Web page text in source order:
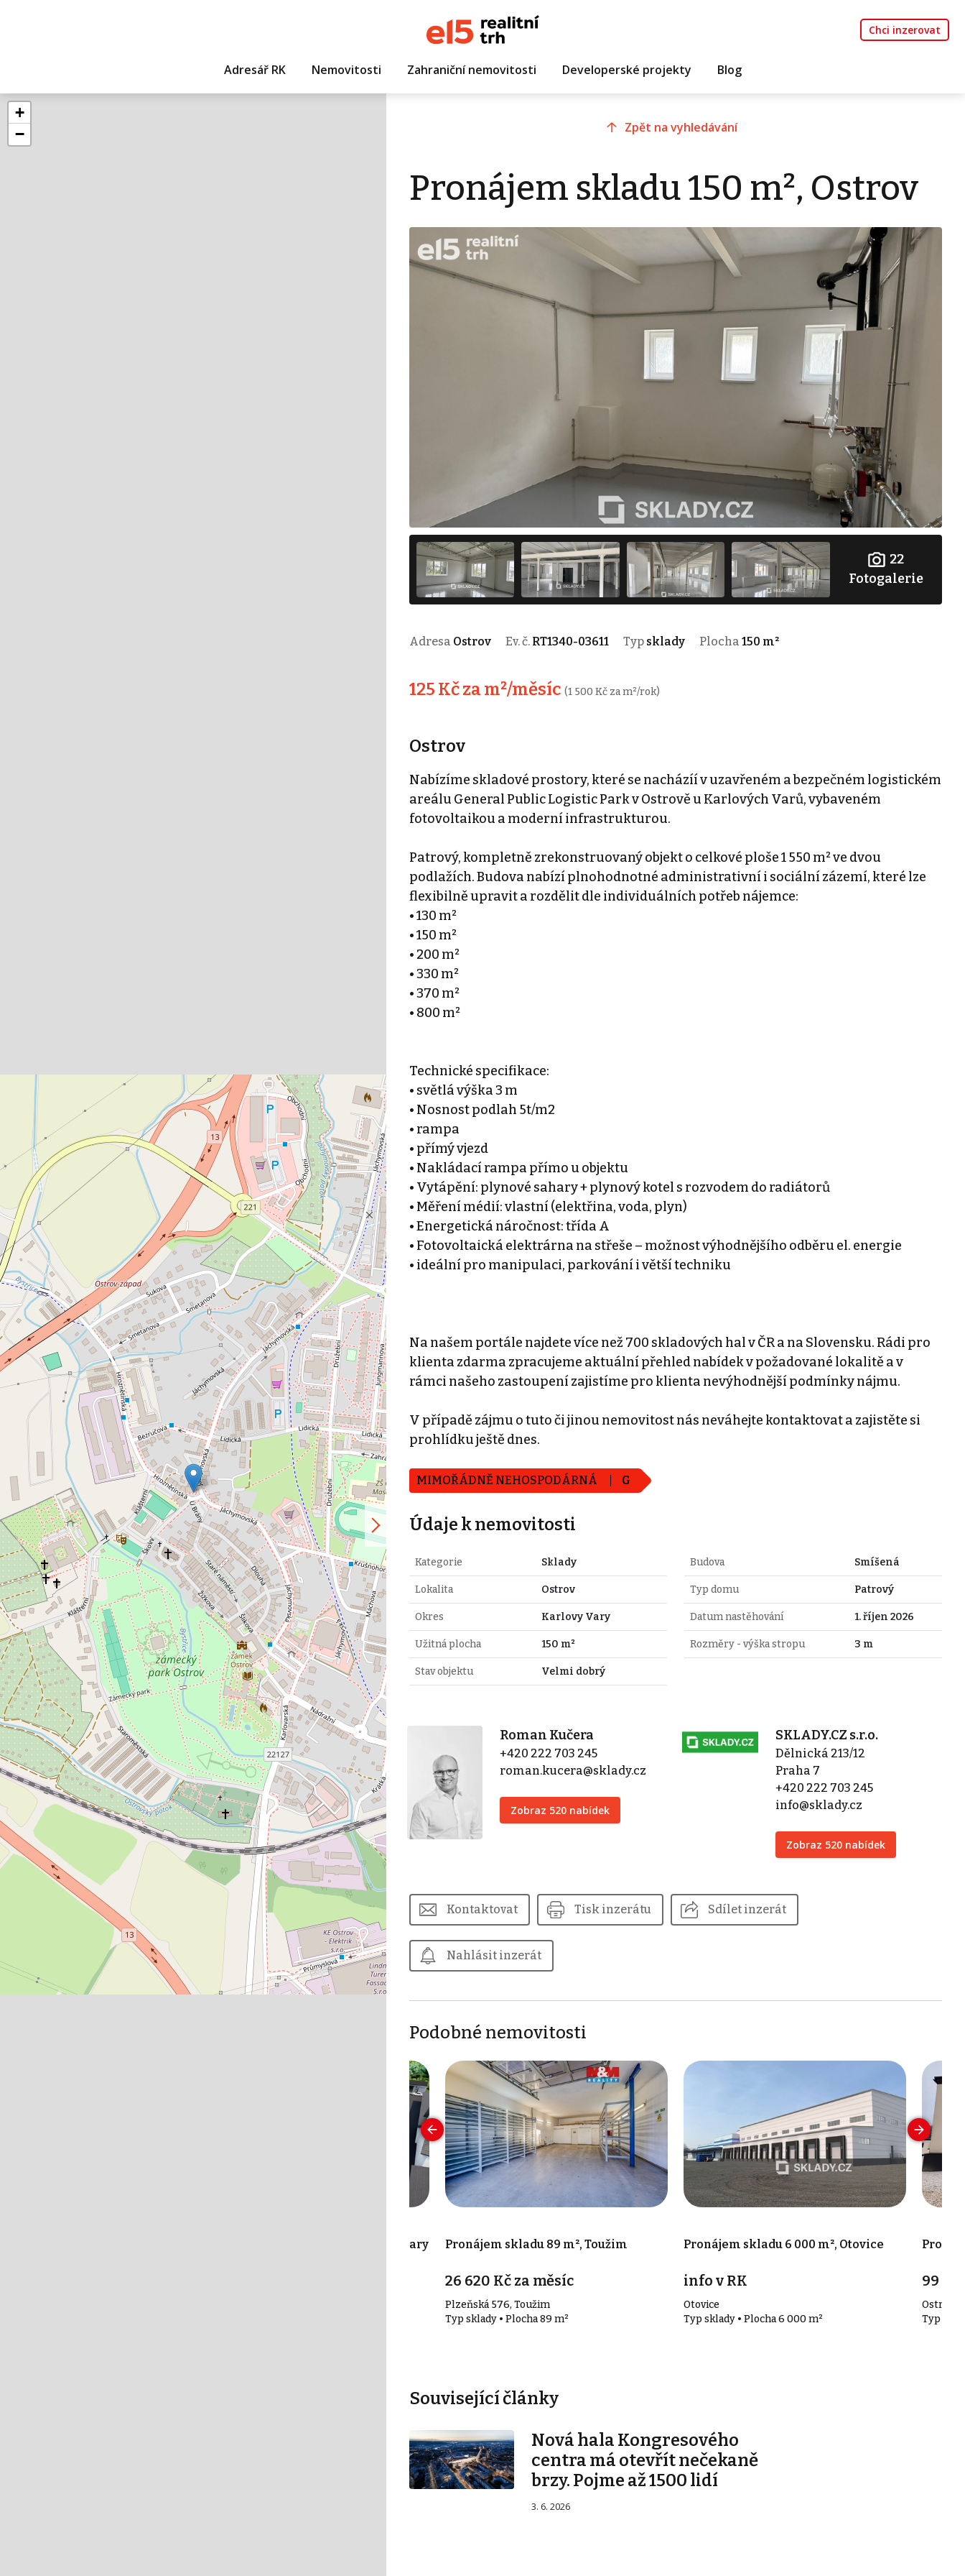
Chci inzerovat
Adresář RK Nemovitosti Zahraniční nemovitosti Developerské projekty Blog
+
−
Zpět na vyhledávání
Pronájem skladu 150 m², Ostrov
22
Fotogalerie
Adresa Ostrov Ev. č. RT1340-03611 Typ sklady Plocha 150 m²
125 Kč za m²/měsíc (1 500 Kč za m²/rok)
Ostrov
Nabízíme skladové prostory, které se nacházíí v uzavřeném a bezpečném logistickém
areálu General Public Logistic Park v Ostrově u Karlových Varů, vybaveném
fotovoltaikou a moderní infrastrukturou.
Patrový, kompletně zrekonstruovaný objekt o celkové ploše 1 550 m² ve dvou
podlažích. Budova nabízí plnohodnotné administrativní i sociální zázemí, které lze
flexibilně upravit a rozdělit dle individuálních potřeb nájemce:
• 130 m²
• 150 m²
• 200 m²
• 330 m²
• 370 m²
• 800 m²
Technické specifikace:
• světlá výška 3 m
• Nosnost podlah 5t/m2
• rampa
• přímý vjezd
• Nakládací rampa přímo u objektu
• Vytápění: plynové sahary + plynový kotel s rozvodem do radiátorů
• Měření médií: vlastní (elektřina, voda, plyn)
• Energetická náročnost: třída A
• Fotovoltaická elektrárna na střeše – možnost výhodnějšího odběru el. energie
• ideální pro manipulaci, parkování i větší techniku
Na našem portále najdete více než 700 skladových hal v ČR a na Slovensku. Rádi pro
klienta zdarma zpracujeme aktuální přehled nabídek v požadované lokalitě a v
rámci našeho zastoupení zajistíme pro klienta nevýhodnější podmínky nájmu.
V případě zájmu o tuto či jinou nemovitost nás neváhejte kontaktovat a zajistěte si
prohlídku ještě dnes.
MIMOŘÁDNĚ NEHOSPODÁRNÁ G
Údaje k nemovitosti
Kategorie Sklady
Lokalita Ostrov
Okres Karlovy Vary
Užitná plocha 150 m²
Stav objektu Velmi dobrý
Budova Smíšená
Typ domu Patrový
Datum nastěhování 1. říjen 2026
Rozměry - výška stropu 3 m
Roman Kučera
+420 222 703 245
roman.kucera@sklady.cz
Zobraz 520 nabídek
SKLADY.CZ s.r.o.
Dělnická 213/12
Praha 7
+420 222 703 245
info@sklady.cz
Zobraz 520 nabídek
Kontaktovat Tisk inzerátu Sdílet inzerát
Nahlásit inzerát
Podobné nemovitosti
Pronájem skladu 464 m², Karlovy Vary
Pronájem skladu 89 m², Toužim
26 620 Kč za měsíc
Plzeňská 576, Toužim
Typ sklady • Plocha 89 m²
Pronájem skladu 6 000 m², Otovice
info v RK
Otovice
Typ sklady • Plocha 6 000 m²
99
Ostrov
Typ
Související články
Nová hala Kongresového
centra má otevřít nečekaně
brzy. Pojme až 1500 lidí
3. 6. 2026